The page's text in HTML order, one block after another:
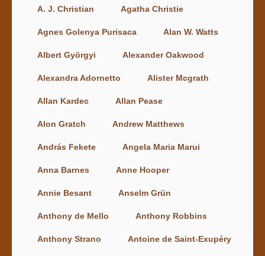
A. J. Christian Agatha Christie
Agnes Golenya Purisaca Alan W. Watts
Albert Györgyi Alexander Oakwood
Alexandra Adornetto Alister Mcgrath
Allan Kardec Allan Pease
Alon Gratch Andrew Matthews
András Fekete Angela Maria Marui
Anna Barnes Anne Hooper
Annie Besant Anselm Grün
Anthony de Mello Anthony Robbins
Anthony Strano Antoine de Saint-Exupéry